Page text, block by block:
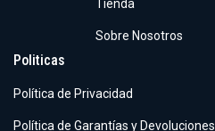
Tienda
Sobre Nosotros
Politicas
Política de Privacidad
Política de Garantías y Devoluciones